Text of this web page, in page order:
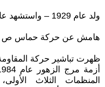
ولد عام 1929 – واستشهد عام 1966 .
هامش عن حركة حماس ص 2:
ظهرت تباشير حركة
المنظمات الثلاث